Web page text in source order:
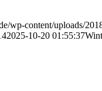
wp-content/uploads/
2025-10-20 01:55:37